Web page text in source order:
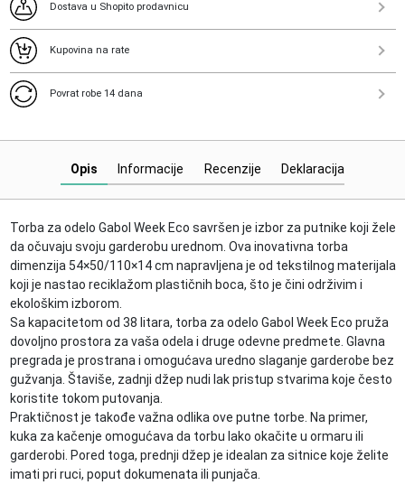
Dostava u Shopito prodavnicu
Kupovina na rate
Povrat robe 14 dana
Opis Deklaracija
Informacije Recenzije
Torba za odelo Gabol Week Eco savršen je izbor za putnike koji žele
da očuvaju svoju garderobu urednom. Ova inovativna torba
dimenzija 54×50/110×14 cm napravljena je od tekstilnog materijala
koji je nastao reciklažom plastičnih boca, što je čini održivim i
ekološkim izborom.
Sa kapacitetom od 38 litara, torba za odelo Gabol Week Eco pruža
dovoljno prostora za vaša odela i druge odevne predmete. Glavna
pregrada je prostrana i omogućava uredno slaganje garderobe bez
gužvanja. Štaviše, zadnji džep nudi lak pristup stvarima koje često
koristite tokom putovanja.
Praktičnost je takođe važna odlika ove putne torbe. Na primer,
kuka za kačenje omogućava da torbu lako okačite u ormaru ili
garderobi. Pored toga, prednji džep je idealan za sitnice koje želite
imati pri ruci, poput dokumenata ili punjača.